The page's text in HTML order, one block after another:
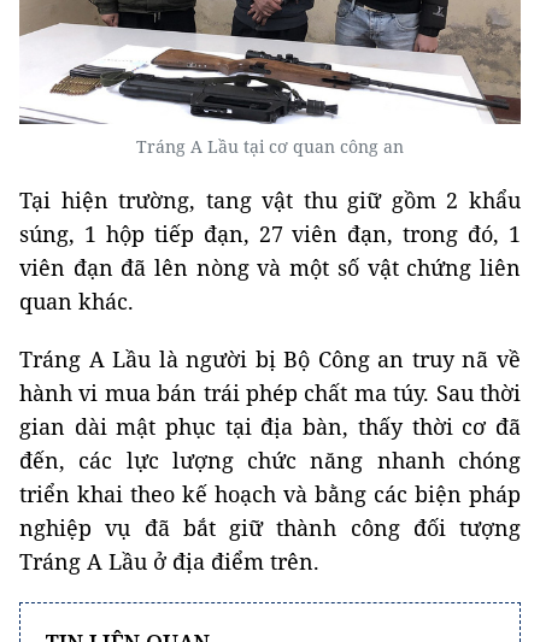
Tráng A Lầu tại cơ quan công an
Tại hiện trường, tang vật thu giữ gồm 2 khẩu
súng, 1 hộp tiếp đạn, 27 viên đạn, trong đó, 1
viên đạn đã lên nòng và một số vật chứng liên
quan khác.
Tráng A Lầu là người bị Bộ Công an truy nã về
hành vi mua bán trái phép chất ma túy. Sau thời
gian dài mật phục tại địa bàn, thấy thời cơ đã
đến, các lực lượng chức năng nhanh chóng
triển khai theo kế hoạch và bằng các biện pháp
nghiệp vụ đã bắt giữ thành công đối tượng
Tráng A Lầu ở địa điểm trên.